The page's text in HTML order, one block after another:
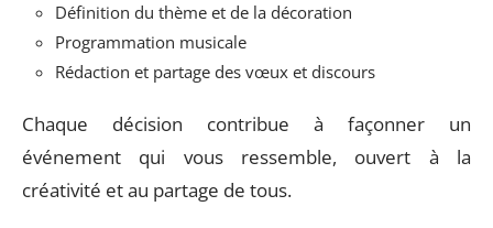
Définition du thème et de la décoration
Programmation musicale
Rédaction et partage des vœux et discours
Chaque décision contribue à façonner un
événement qui vous ressemble, ouvert à la
créativité et au partage de tous.